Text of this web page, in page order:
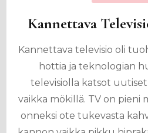
Kannettava
Kannettava televisio oli
hottia ja teknologian
televisiolla katsot
vaikka mökillä. TV on pieni
onneksi ote tukevasta